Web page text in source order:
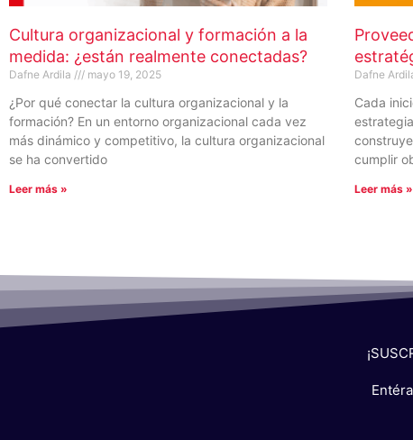
Cultura organizacional y formación a la
medida: ¿están realmente conectadas?
Dafne Ardila mayo 19, 2025
¿Por qué conectar la cultura organizacional y la
formación? En un entorno organizacional cada vez
más dinámico y competitivo, la cultura organizacional
se ha convertido
Leer más »
Dafne
Cada
cumplir
Leer más »